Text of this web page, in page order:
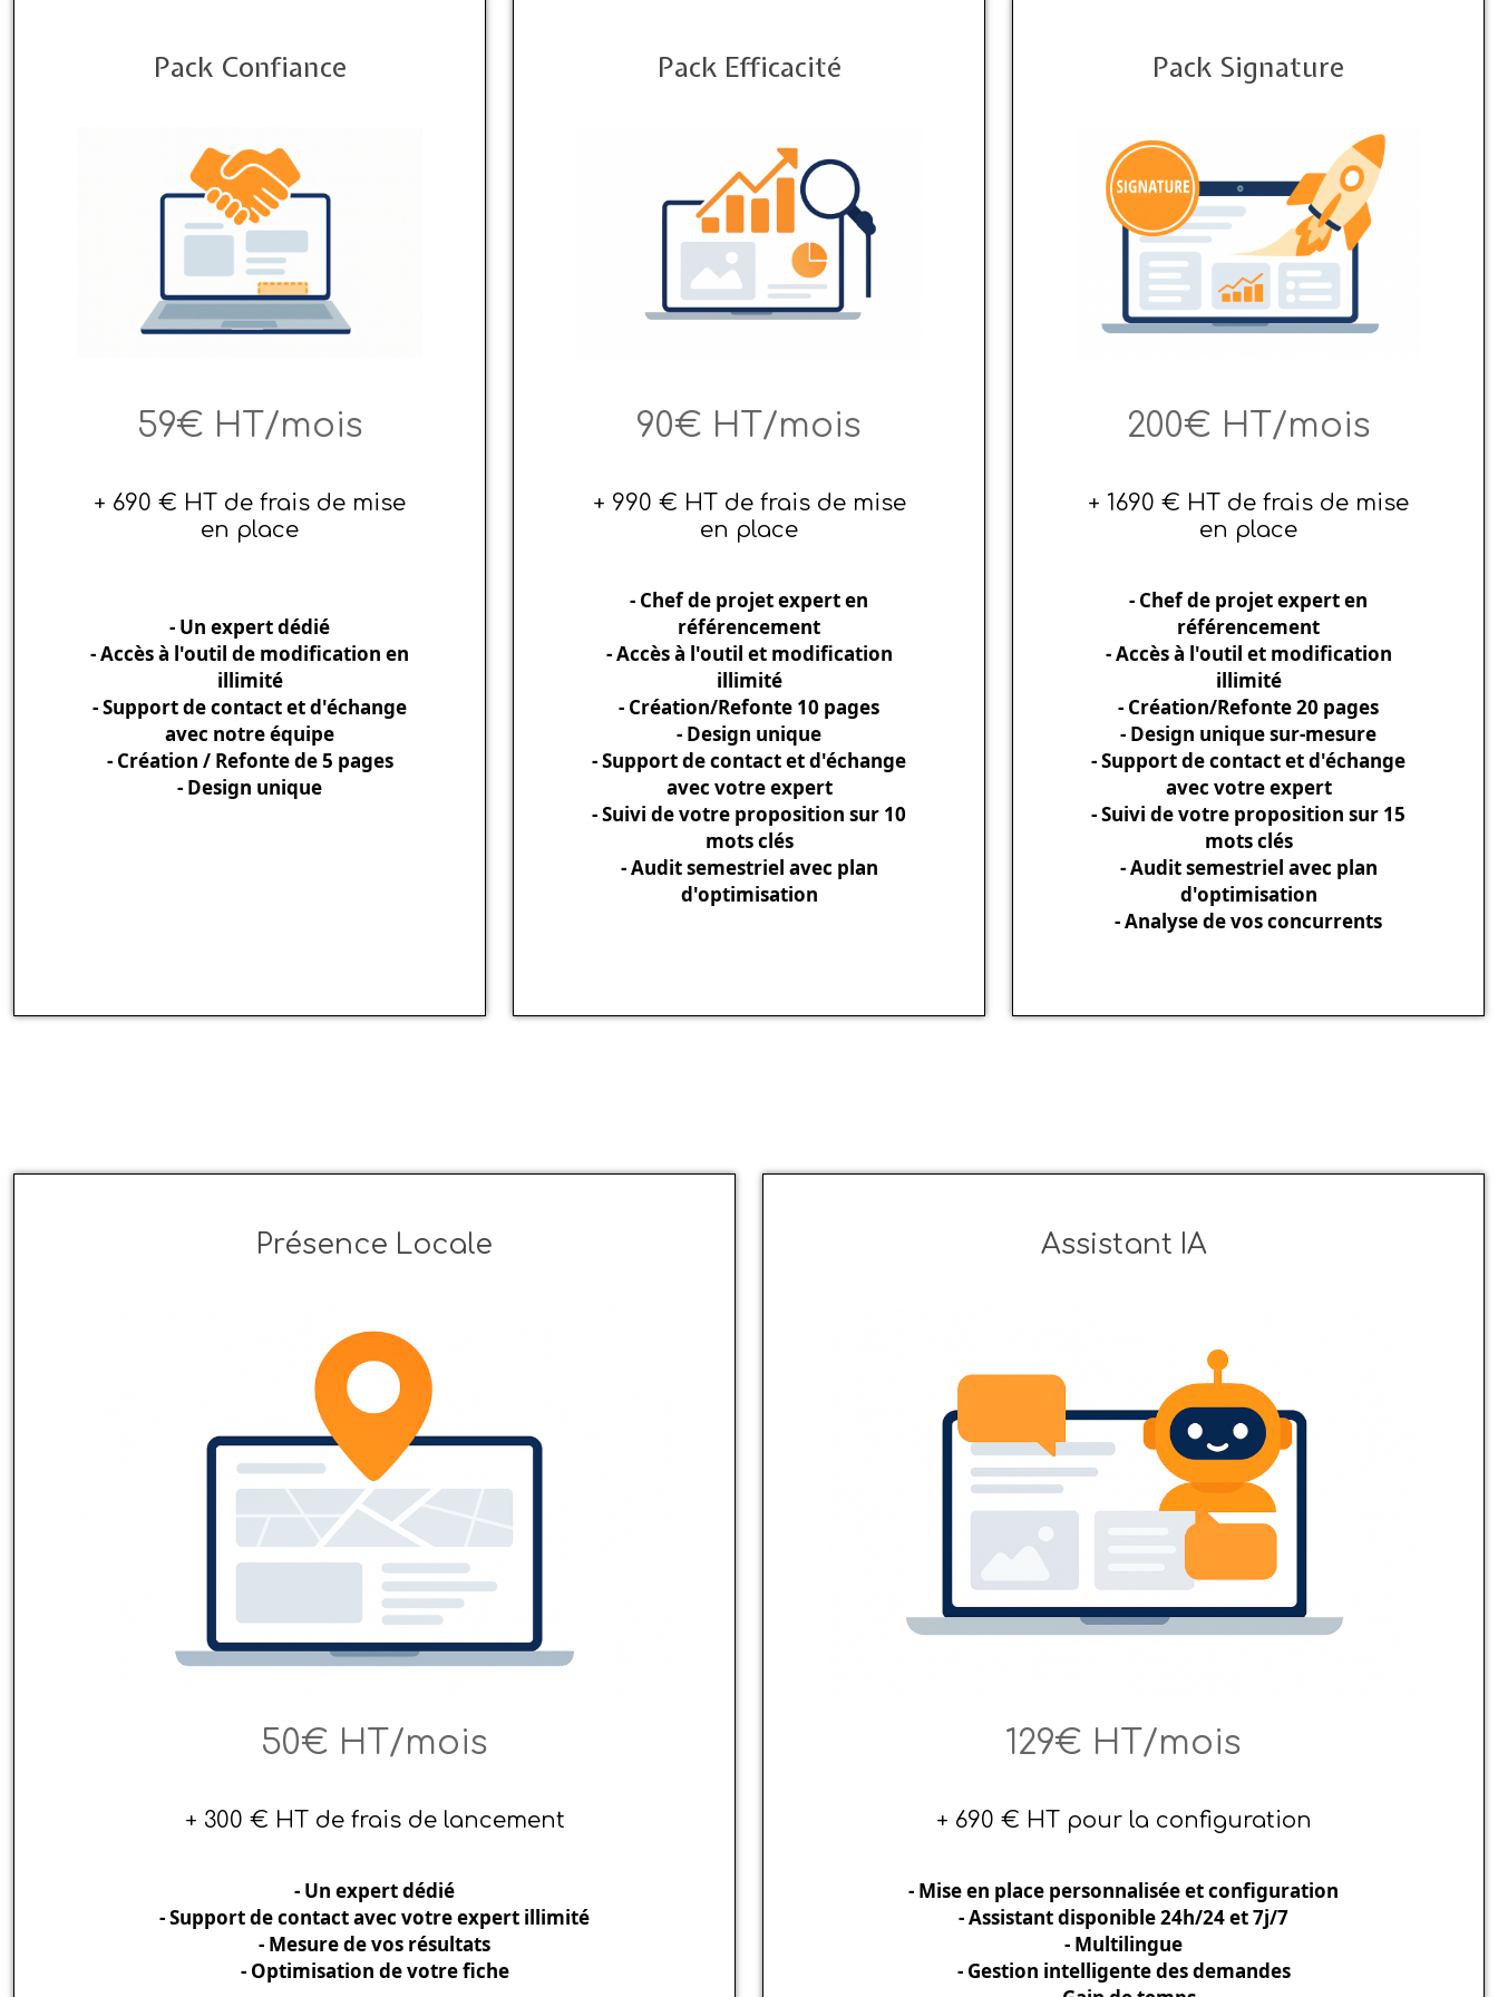
Pack Confiance
59€ HT/mois
+ 690 € HT de frais de mise
en place
- Un expert dédié
- Accès à l'outil de modification en
illimité
- Support de contact et d'échange
avec notre équipe
- Création / Refonte de 5 pages
- Design unique
Pack Efficacité
90€ HT/mois
+ 990 € HT de frais de mise
en place
- Chef de projet expert en
référencement
- Accès à l'outil et modification
illimité
- Création/Refonte 10 pages
- Design unique
- Support de contact et d'échange
avec votre expert
- Suivi de votre proposition sur 10
mots clés
- Audit semestriel avec plan
d'optimisation
Pack Signature
200€ HT/mois
+ 1690 € HT de frais de mise
en place
- Chef de projet expert en
référencement
- Accès à l'outil et modification
illimité
- Création/Refonte 20 pages
- Design unique sur-mesure
- Support de contact et d'échange
avec votre expert
- Suivi de votre proposition sur 15
mots clés
- Audit semestriel avec plan
d'optimisation
- Analyse de vos concurrents
Présence Locale
50€ HT/mois
+ 300 € HT de frais de lancement
- Un expert dédié
- Support de contact avec votre expert illimité
- Mesure de vos résultats
- Optimisation de votre fiche
Assistant IA
129€ HT/mois
+ 690 € HT pour la configuration
- Mise en place personnalisée et configuration
- Assistant disponible 24h/24 et 7j/7
- Multilingue
- Gestion intelligente des demandes